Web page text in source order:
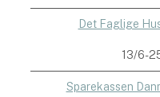
Det Faglige
13/6-
Sparekassen